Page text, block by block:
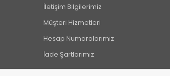
İletişim Bilgilerimiz
Müşteri Hizmetleri
Hesap Numaralarımız
İade Şartlarımız